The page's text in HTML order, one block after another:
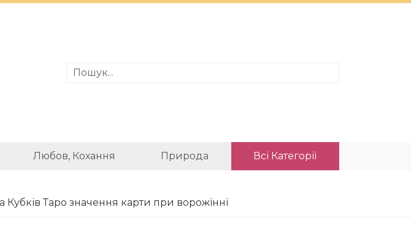
Любов, Кохання Природа Всі Категорії
Кубків Таро значення карти при ворожінні